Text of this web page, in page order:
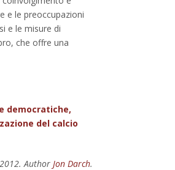
e le preoccupazioni
e le misure di
che offre una
democratiche,
del calcio
Author Jon Darch.